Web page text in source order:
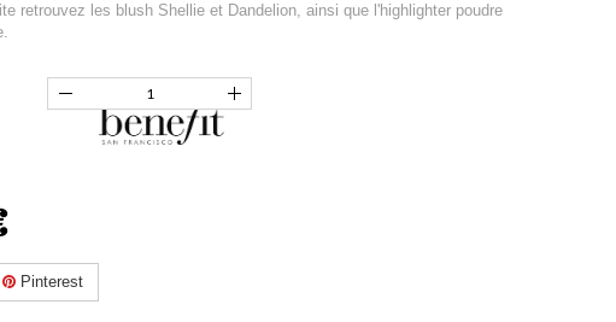
retrouvez les blush Shellie et Dandelion, ainsi que l'highlighter poudre
Pinterest